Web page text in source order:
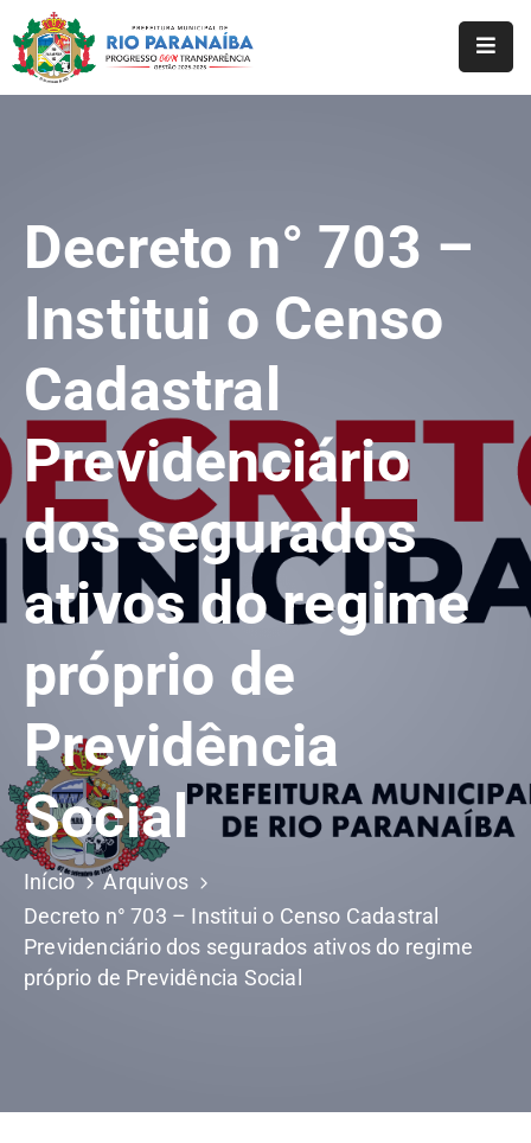
Prefeitura
Notícias
Serviços
Transparência
Webmail
Decreto n° 703 –
Institui o Censo
Cadastral
Previdenciário
dos segurados
ativos do regime
próprio de
Previdência
Social
Início
Arquivos
Decreto n° 703 – Institui o Censo Cadastral
Previdenciário dos segurados ativos do regime
próprio de Previdência Social